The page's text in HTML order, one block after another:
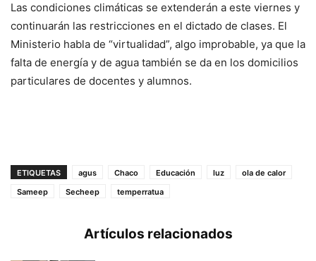
Las condiciones climáticas se extenderán a este viernes y
continuarán las restricciones en el dictado de clases. El
Ministerio habla de “virtualidad”, algo improbable, ya que la
falta de energía y de agua también se da en los domicilios
particulares de docentes y alumnos.
ETIQUETAS agus Chaco Educación luz
ola de calor
Sameep
Secheep temperratua
Artículos relacionados